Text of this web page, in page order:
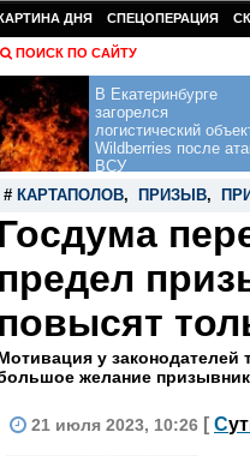
ДНЯ СПЕЦОПЕРАЦИЯ
ПОИСК ПО САЙТУ
В Екатеринбурге
загорелся
логистический
Wildberries после
ВСУ
# КАРТАПОЛОВ, ПРИЗЫВ,
Госдума
предел
повысят
у законодателей
желание
21 июля 2023, 10:26 [ С